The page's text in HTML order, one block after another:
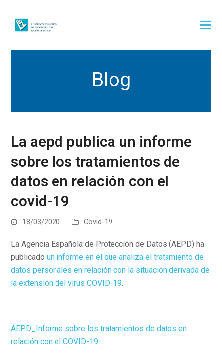
Blog
La aepd publica un informe
sobre los tratamientos de
datos en relación con el
covid-19
18/03/2020 Covid-19
La Agencia Española de Protección de Datos (AEPD) ha
publicadoun informe en el que analiza el tratamiento de
datos personales en relación con la situación derivada de
la extensión del virus COVID-19
AEPD_Informe sobre los tratamientos de datos en
relación con el COVID-19